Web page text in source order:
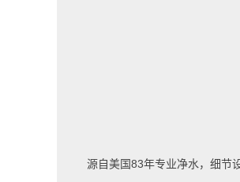
源自美国83年专业净水，细节